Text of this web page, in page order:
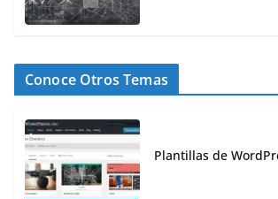
Conoce Otros Temas
Plantillas de